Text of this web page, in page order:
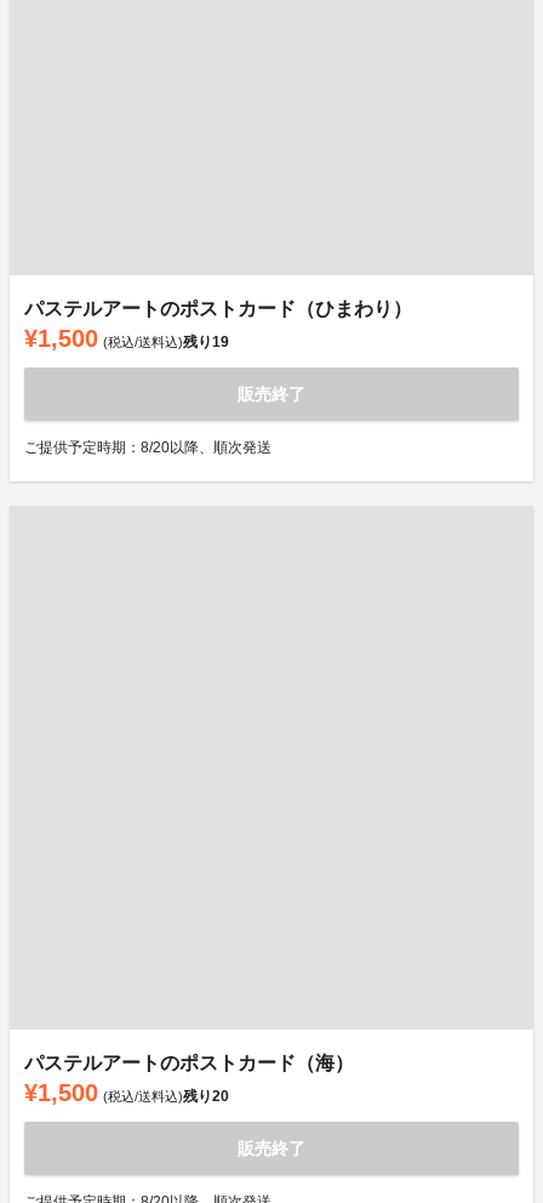
パステルアートのポストカード（ひまわり）
¥1,500 (税込/送料込)残り19
販売終了
ご提供予定時期：8/20以降、順次発送
パステルアートのポストカード（海）
¥1,500 (税込/送料込)残り20
販売終了